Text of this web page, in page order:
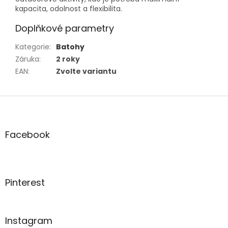
kapacita, odolnost a flexibilita.
Doplňkové parametry
Kategorie: Batohy
Záruka:
2 roky
EAN: Zvolte variantu
Z
aFacebook
Pinterest
Instagram